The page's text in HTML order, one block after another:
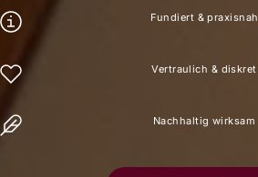
Nachhaltig wirksam
Vertraulich & diskret
Fundiert & praxisnah